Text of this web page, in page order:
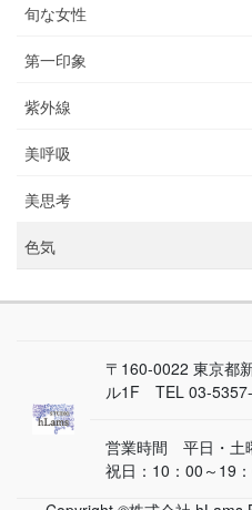
旬な女性
第一印象
紫外線
美呼吸
美思考
色気
〒160-0022 東京都
ル1F TEL 03-
営業時間 平日・土
祝日：10：00～19